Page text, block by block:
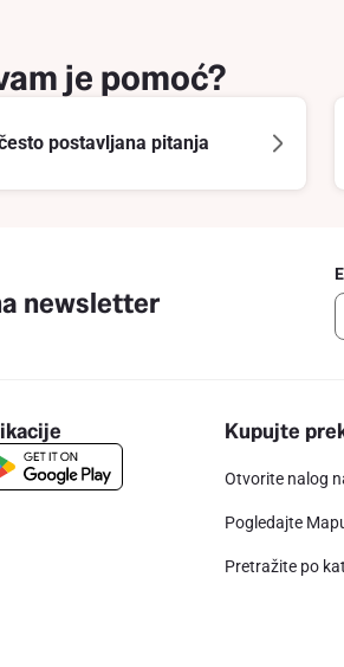
je pomoć?
postavljana pitanja
newsletter
Kupujte
Otvorite nalog
Pogledajte
Pretražite po